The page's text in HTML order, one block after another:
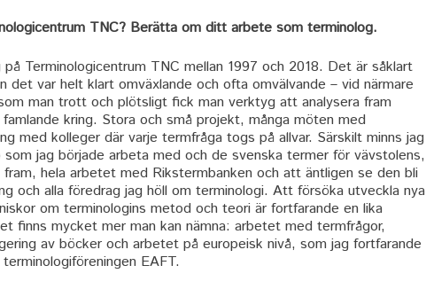
TNC? Berätta om ditt arbete som terminolog.
Terminologicentrum TNC mellan 1997 och 2018. Det är såklart
var helt klart omväxlande och ofta omvälvande – vid närmare
man trott och plötsligt fick man verktyg att analysera fram
kring. Stora och små projekt, många möten med
med kolleger där varje termfråga togs på allvar. Särskilt minns jag
jag började arbeta med och de svenska termer för vävstolens,
hela arbetet med Rikstermbanken och att äntligen se den bli
och alla föredrag jag höll om terminologi. Att försöka utveckla nya
om terminologins metod och teori är fortfarande en lika
finns mycket mer man kan nämna: arbetet med termfrågor,
av böcker och arbetet på europeisk nivå, som jag fortfarande
EAFT.